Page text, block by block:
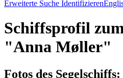
Erweiterte Suche Identifizieren
Schiffsprofil
"Anna Møller"
Fotos des Segelschiffs: